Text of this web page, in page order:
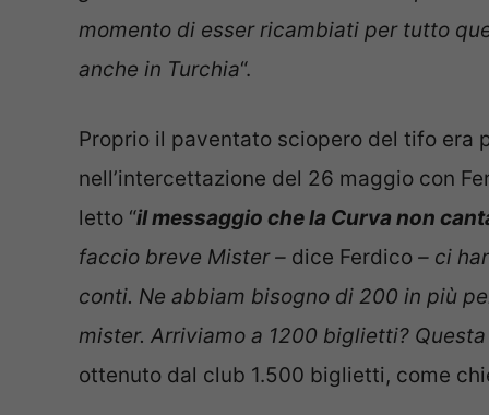
momento di esser ricambiati per tutto
anche in Turchia“.
Proprio il paventato sciopero del tifo era
nell’intercettazione del 26 maggio con
letto “il messaggio che la Curva non
faccio breve Mister – dice Ferdico – ci
conti. Ne abbiam bisogno di 200 in più
mister. Arriviamo a 1200 biglietti?
ottenuto dal club 1.500 biglietti, come